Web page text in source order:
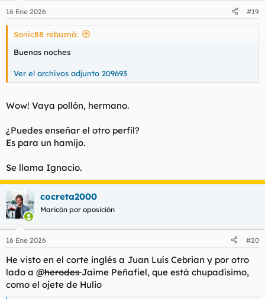
e
s
16 Ene 2026 #19
Sonic88 rebuznó:
Buenas noches
Ver el archivos adjunto 209693
Wow! Vaya pollón, hermano.
¿Puedes enseñar el otro perfil?
Es para un hamijo.
Se llama Ignacio.
cocreta2000
Maricón por oposición
16 Ene 2026 #20
He visto en el corte inglés a Juan Luís Cebrian y por otro
lado a @herodesJaime Peñafiel, que está chupadísimo,
como el ojete de Hulio